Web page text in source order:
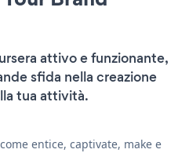
attivo e funzionante,
sfida nella creazione
tua attività.
entice, captivate, make e